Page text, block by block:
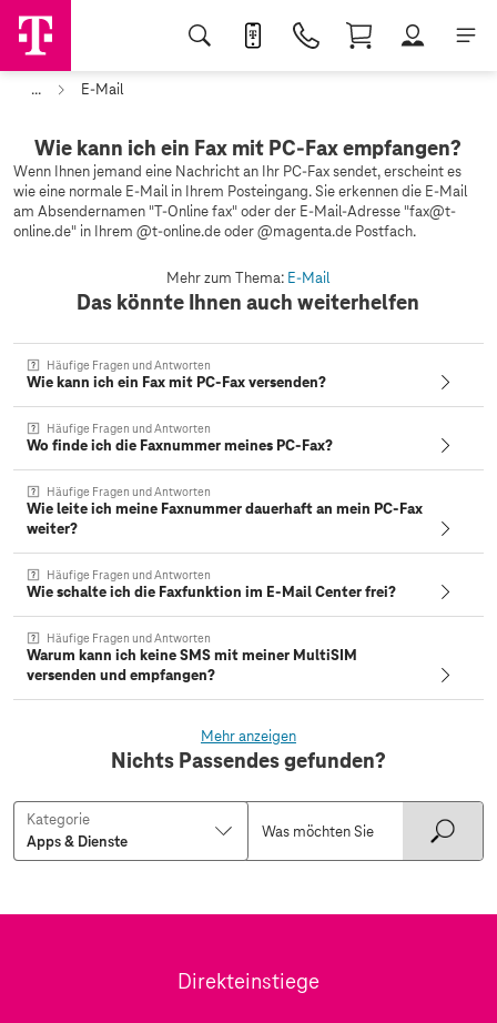
... E-Mail
Wie kann ich ein Fax mit PC-Fax empfangen?
Wenn Ihnen jemand eine Nachricht an Ihr PC-Fax sendet, erscheint es
wie eine normale E-Mail in Ihrem Posteingang. Sie erkennen die E-Mail
am Absendernamen "T-Online fax" oder der E-Mail-Adresse "fax@t-
online.de" in Ihrem @t-online.de oder @magenta.de Postfach.
Mehr zum Thema: E-Mail
Das könnte Ihnen auch weiterhelfen
Häufige Fragen und Antworten
Wie kann ich ein Fax mit PC-Fax versenden?
Häufige Fragen und Antworten
Wo finde ich die Faxnummer meines PC-Fax?
Häufige Fragen und Antworten
Wie leite ich meine Faxnummer dauerhaft an mein PC-Fax
weiter?
Häufige Fragen und Antworten
Wie schalte ich die Faxfunktion im E-Mail Center frei?
Häufige Fragen und Antworten
Warum kann ich keine SMS mit meiner MultiSIM
versenden und empfangen?
Mehr anzeigen
Nichts Passendes gefunden?
Kategorie
Direkteinstiege